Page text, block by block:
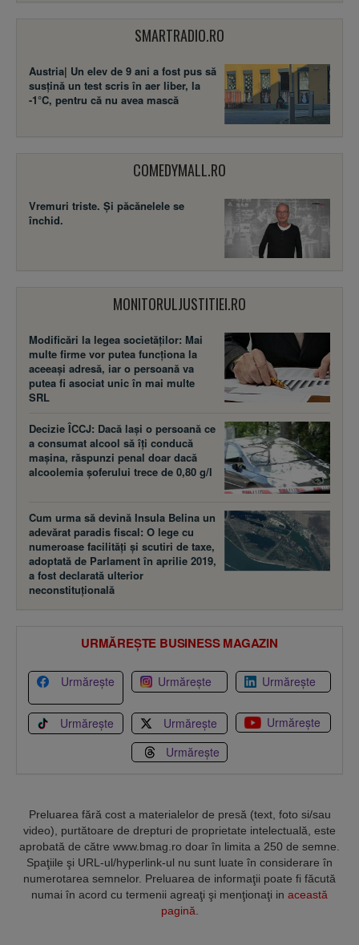
SMARTRADIO.RO
Austria| Un elev de 9 ani a fost pus să
susţină un test scris în aer liber, la
-1°C, pentru că nu avea mască
COMEDYMALL.RO
Vremuri triste. Şi păcănelele se
închid.
MONITORULJUSTITIEI.RO
Modificări la legea societăţilor: Mai
multe firme vor putea funcţiona la
aceeaşi adresă, iar o persoană va
putea fi asociat unic în mai multe
SRL
Decizie ÎCCJ: Dacă laşi o persoană ce
a consumat alcool să îţi conducă
maşina, răspunzi penal doar dacă
alcoolemia şoferului trece de 0,80 g/l
Cum urma să devină Insula Belina un
adevărat paradis fiscal: O lege cu
numeroase facilităţi şi scutiri de taxe,
adoptată de Parlament în aprilie 2019,
a fost declarată ulterior
neconstituţională
URMĂREȘTE BUSINESS MAGAZIN
Urmărește Urmărește Urmărește
Urmărește Urmărește
Urmărește
Urmărește
Preluarea fără cost a materialelor de presă (text, foto si/sau
video), purtătoare de drepturi de proprietate intelectuală, este
aprobată de către www.bmag.ro doar în limita a 250 de semne.
Spaţiile şi URL-ul/hyperlink-ul nu sunt luate în considerare în
numerotarea semnelor. Preluarea de informaţii poate fi făcută
numai în acord cu termenii agreaţi şi menţionaţi in această
pagină